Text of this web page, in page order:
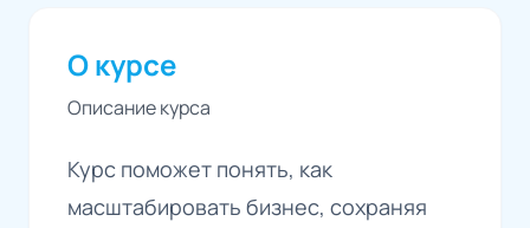
О курсе
Описание курса
Курс поможет понять, как
масштабировать бизнес, сохраняя